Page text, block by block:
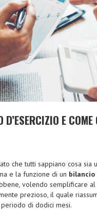
E COME
che tutti sappiano cosa sia
e la funzione di un bilancio
volendo semplificare
prezioso, il quale
di dodici mesi.